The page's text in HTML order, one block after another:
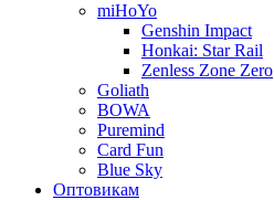
miHoYo
Genshin Impact
Honkai: Star Rail
Zenless Zone Zero
Goliath
BOWA
Puremind
Card Fun
Blue Sky
Оптовикам